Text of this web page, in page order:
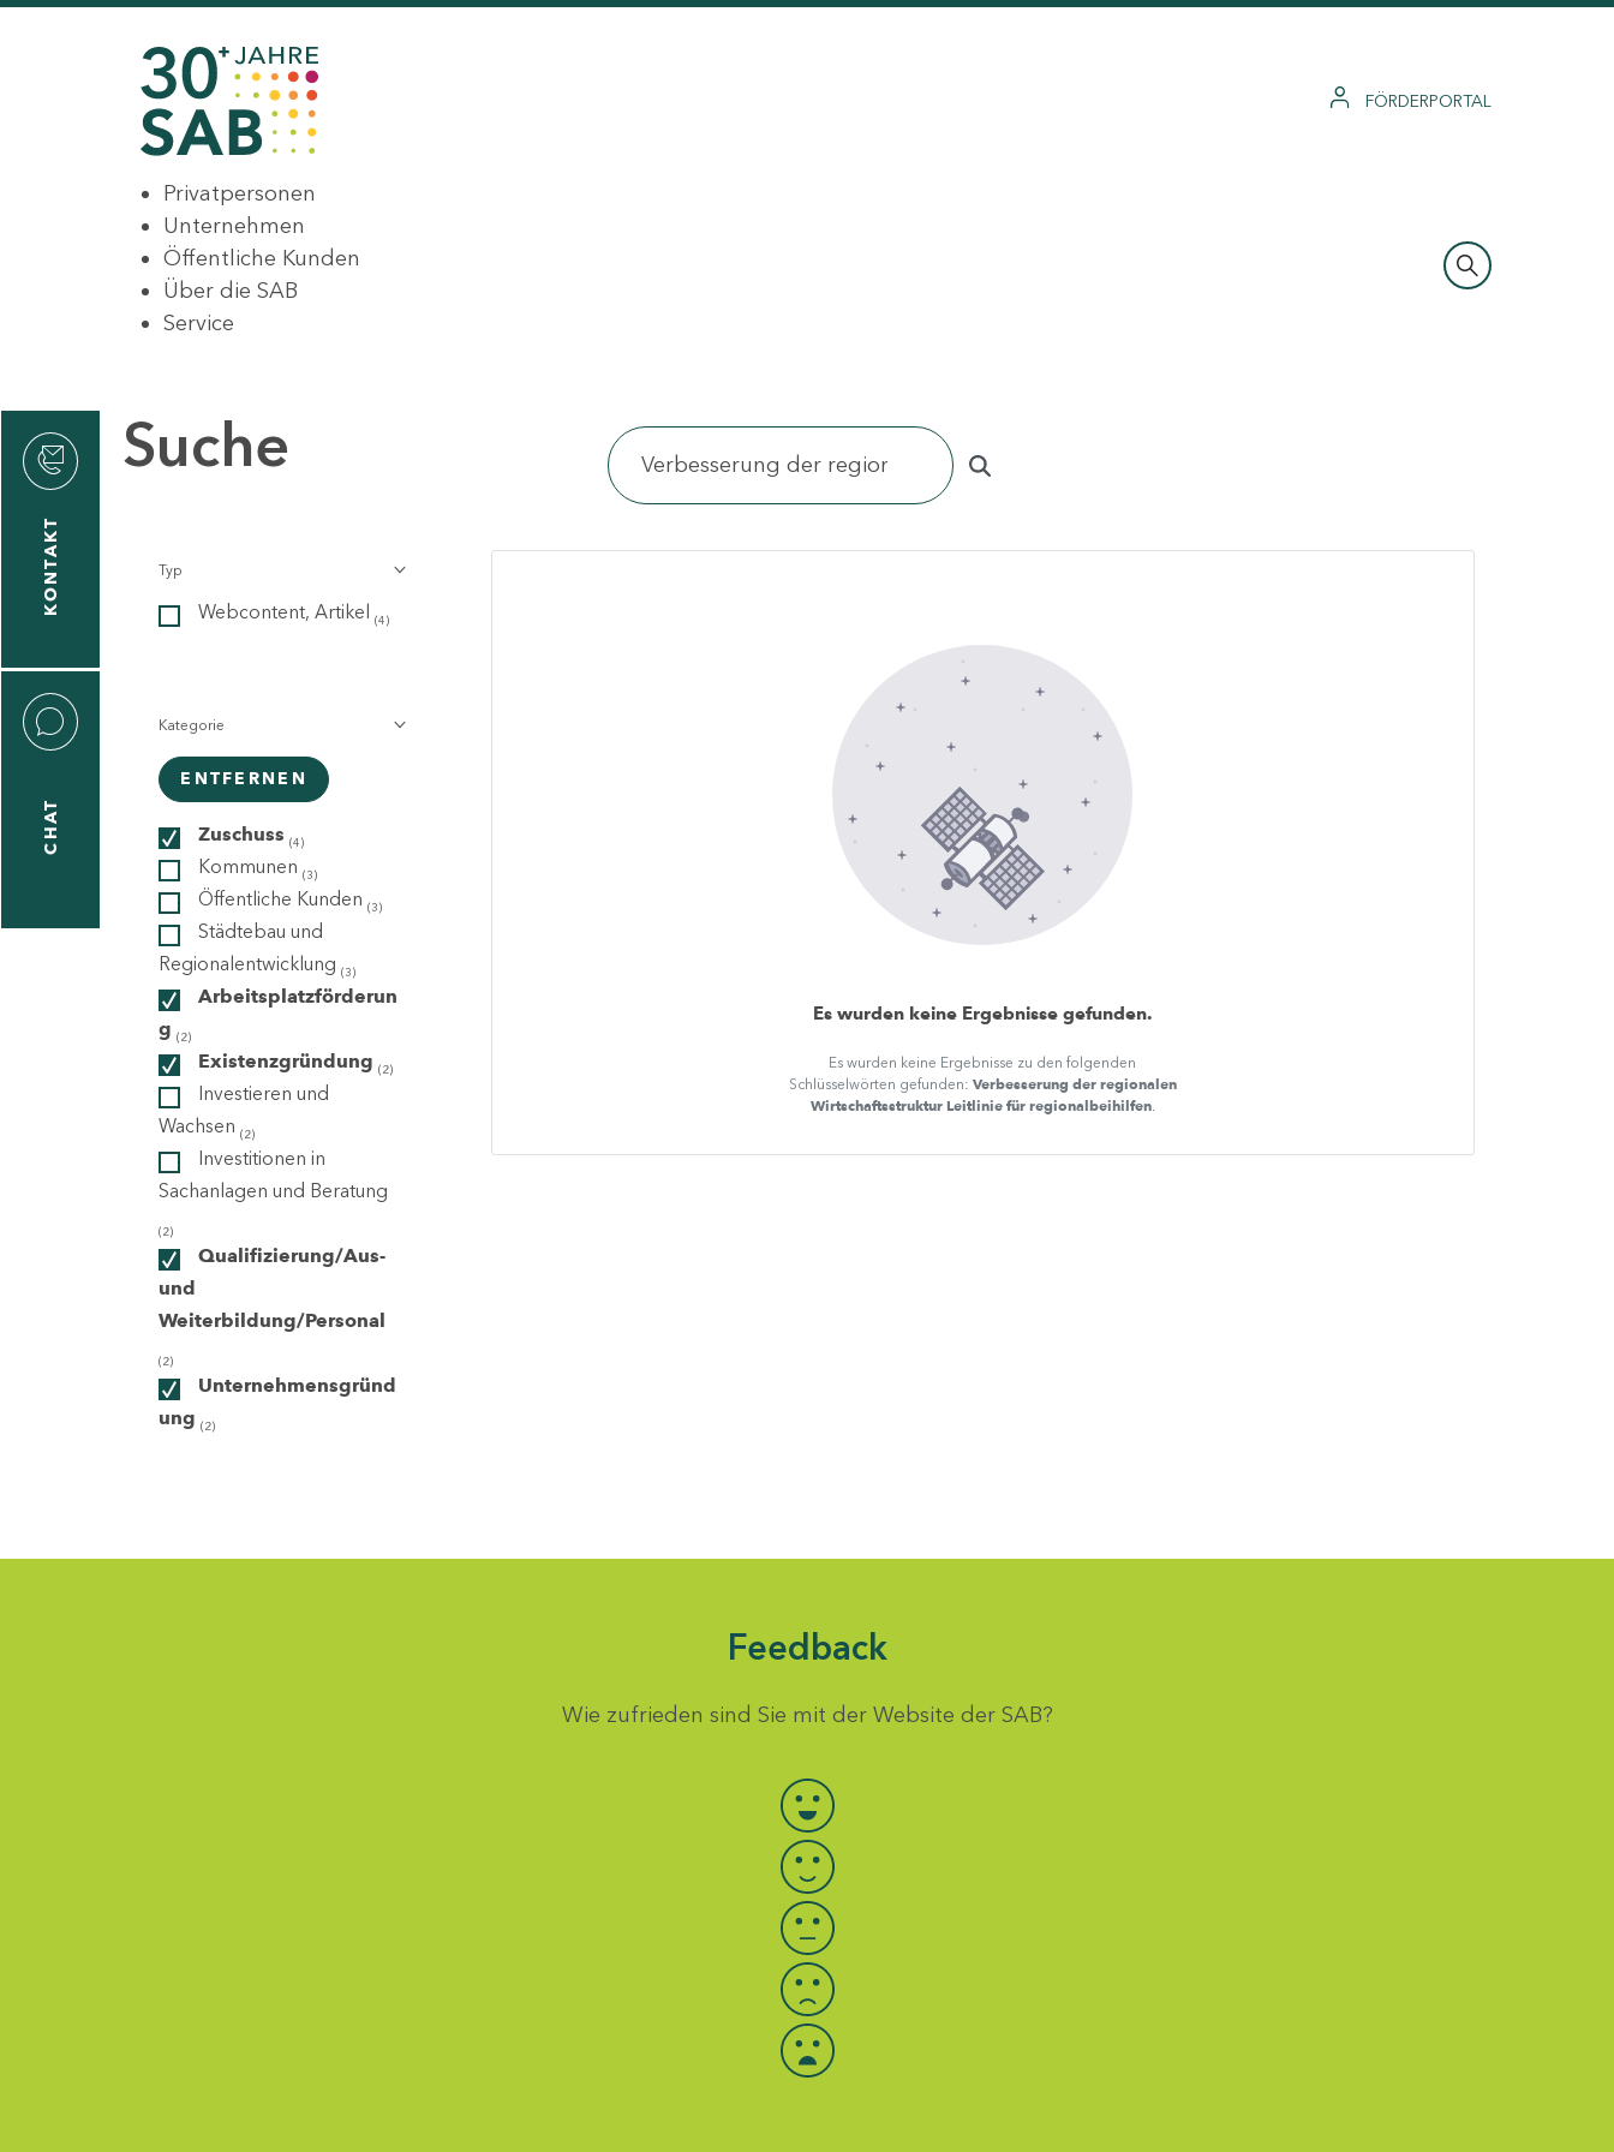
FÖRDERPORTAL
Privatpersonen
Unternehmen
Öffentliche Kunden
Über die SAB
Service
KONTAKT
CHAT
Suche
Typ
Webcontent, Artikel (4)
Kategorie
ENTFERNEN
Zuschuss (4)
Kommunen (3)
Öffentliche Kunden (3)
Städtebau und
Regionalentwicklung (3)
Arbeitsplatzförderun
g (2)
Existenzgründung (2)
Investieren und
Wachsen (2)
Investitionen in
Sachanlagen und Beratung
(2)
Qualifizierung/Aus-
und
Weiterbildung/Personal
(2)
Unternehmensgründ
ung (2)
Es wurden keine Ergebnisse gefunden.
Es wurden keine Ergebnisse zu den folgenden
Schlüsselwörten gefunden: Verbesserung der regionalen
Wirtschaftsstruktur Leitlinie für regionalbeihilfen.
Feedback
Wie zufrieden sind Sie mit der Website der SAB?
Bewertung auswählen